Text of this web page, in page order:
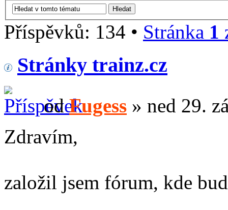
Příspěvků: 134 • Stránka 1
Stránky trainz.cz
odFugess » ned 29.
Zdravím,
založil jsem fórum, kde